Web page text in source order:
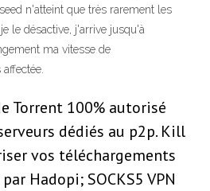
n'atteint que très rarement les
le désactive, j'arrive jusqu'à
ma vitesse de
Torrent 100% autorisé
dédiés au p2p. Kill
vos téléchargements
Hadopi; SOCKS5 VPN